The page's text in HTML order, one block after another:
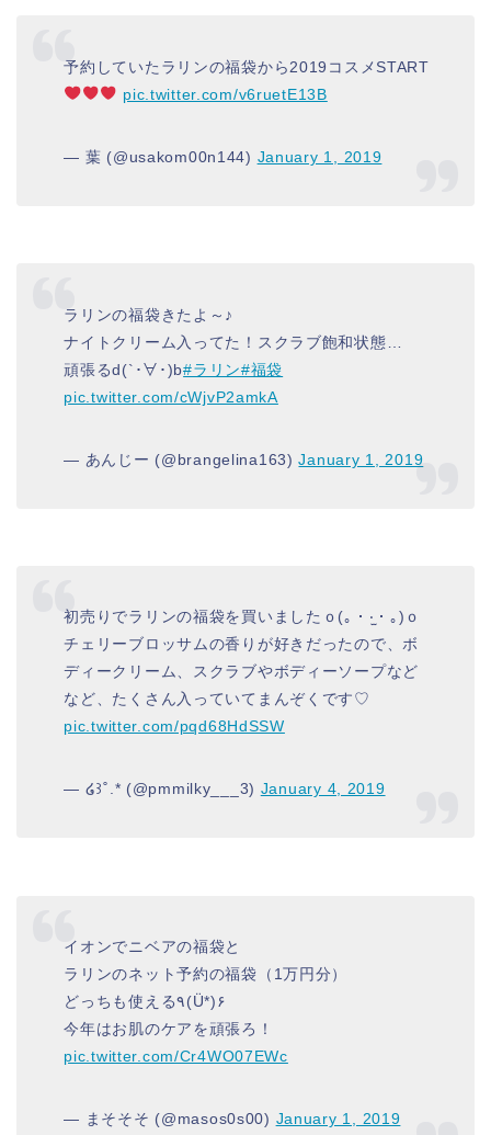
予約していたラリンの福袋から2019コスメSTART
pic.twitter.com/v6ruetE13B
— 葉 (@usakom00n144) January 1, 2019
ラリンの福袋きたよ～♪
ナイトクリーム入ってた！スクラブ飽和状態…
頑張るd(`･∀･)b#ラリン#福袋
pic.twitter.com/cWjvP2amkA
— あんじー (@brangelina163)January 1, 2019
初売りでラリンの福袋を買いましたｏ(｡・‧̫・｡)ｏ
チェリーブロッサムの香りが好きだったので、ボ
ディークリーム、スクラブやボディーソープなど
など、たくさん入っていてまんぞくです♡
pic.twitter.com/pqd68HdSSW
— ໒꒱˚.* (@pmmilky___3) January 4, 2019
イオンでニベアの福袋と
ラリンのネット予約の福袋（1万円分）
どっちも使える٩(Ü*)۶
今年はお肌のケアを頑張ろ！
pic.twitter.com/Cr4WO07EWc
— まそそそ (@masos0s00) January 1, 2019